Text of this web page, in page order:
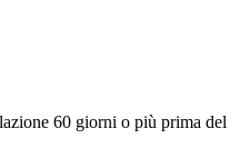
60 giorni o più prima del